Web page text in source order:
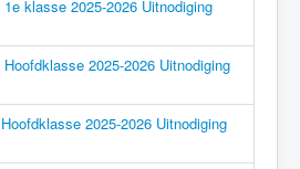
klasse 2025-2026 Uitnodiging
2025-2026 Uitnodiging
2025-2026 Uitnodiging